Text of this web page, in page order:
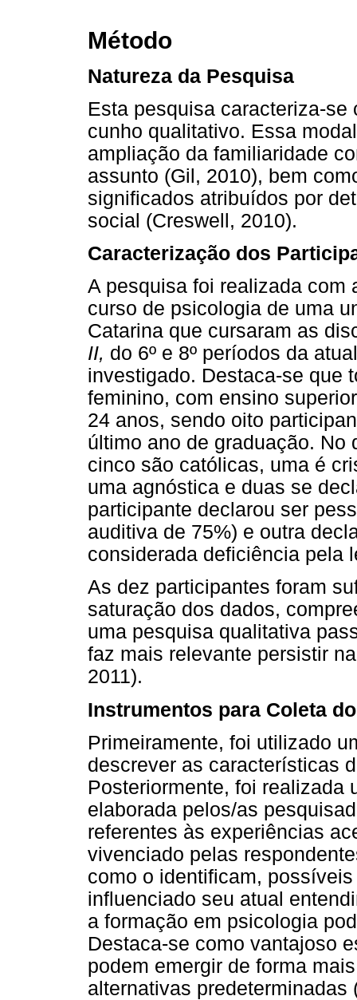
Método
Natureza da Pesquisa
Esta pesquisa caracteriza-
cunho qualitativo. Essa
ampliação da familiaridade
assunto (Gil, 2010), bem
significados atribuídos por
social (Creswell, 2010).
Caracterização dos
A pesquisa foi realizada com
curso de psicologia de uma
Catarina que cursaram as
II, do 6º e 8º períodos da
investigado. Destaca-se que
feminino, com ensino
24 anos, sendo oito
último ano de graduação. No
cinco são católicas, uma é
uma agnóstica e duas se
participante declarou ser
auditiva de 75%) e outra
considerada deficiência pela
As dez participantes foram
saturação dos dados,
uma pesquisa qualitativa
faz mais relevante persistir
2011).
Instrumentos para Coleta
Primeiramente, foi utilizado
descrever as características
Posteriormente, foi realizada
elaborada pelos/as
referentes às experiências
vivenciado pelas
como o identificam,
influenciado seu atual
a formação em psicologia
Destaca-se como vantajoso
podem emergir de forma
alternativas predeterminadas